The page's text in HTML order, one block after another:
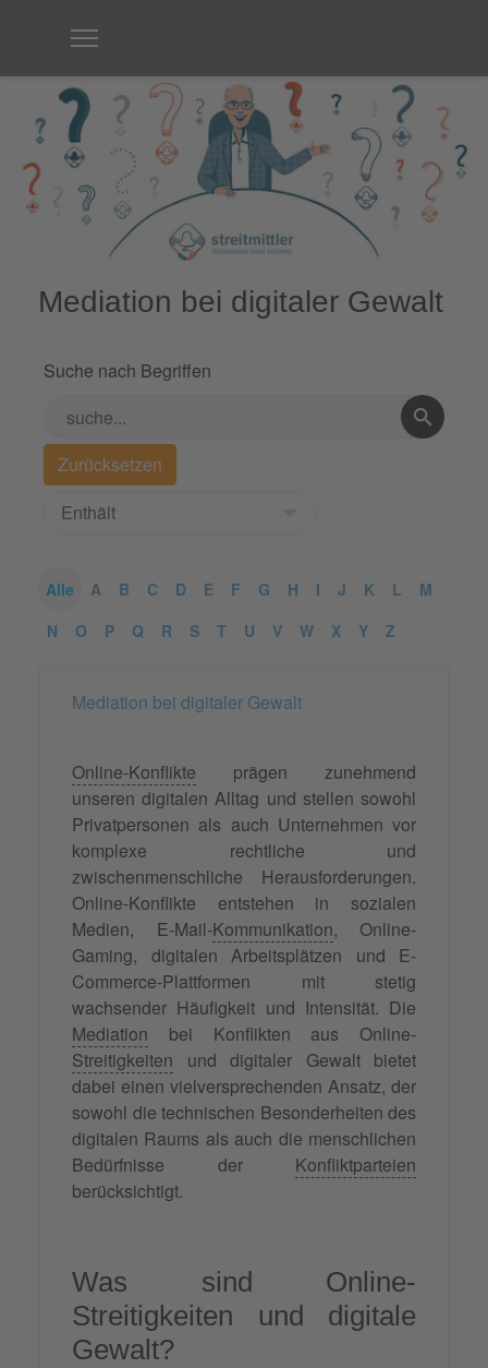
Mediation bei digitaler Gewalt
Suche nach Begriffen
Alle A B C D E F G H I J K L
M
N
O P Q R S T U V W X Y Z
Mediation bei digitaler Gewalt
Online-Konflikte prägen zunehmend
unseren digitalen Alltag und stellen sowohl
Privatpersonen als auch Unternehmen vor
komplexe rechtliche und
zwischenmenschliche Herausforderungen.
Online-Konflikte entstehen in sozialen
Medien, E-Mail-Kommunikation, Online-
Gaming, digitalen Arbeitsplätzen und E-
Commerce-Plattformen mit stetig
wachsender Häufigkeit und Intensität. Die
Mediation bei Konflikten aus Online-
Streitigkeiten und digitaler Gewalt bietet
dabei einen vielversprechenden Ansatz, der
sowohl die technischen Besonderheiten des
digitalen Raums als auch die menschlichen
Bedürfnisse der Konfliktparteien
berücksichtigt.
Was sind Online-
Streitigkeiten und digitale
Gewalt?